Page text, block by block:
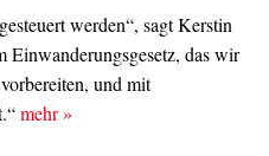
werden“, sagt Kerstin
Einwanderungsgesetz, das wir
und mit
mehr»